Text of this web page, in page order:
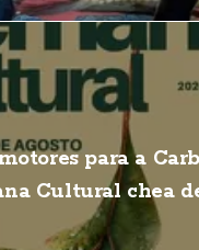
para a
Cultural chea